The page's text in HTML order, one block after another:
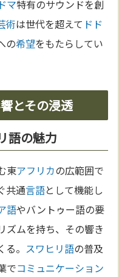
マ特有のサウンドを創
術は世代を超えて ドド
の希望をもたらしてい
とその浸透
語の魅力
東アフリカの広範囲で
共通言語として機能し
語やバントゥー語の要
ズムを持ち、その響き
。 スワヒリ語の普及
でコミュニケーション